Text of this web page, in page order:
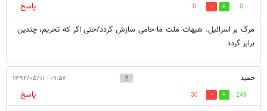
0
0
پاسخ
مرگ بر اسرائیل. هیهات ملت ما حامی سازش گردد/حتی اگر که تحریم، چندین
برابر گردد
حمید ۰۹:۵۷ - ۱۳۹۲/۰۵/۱۱
249
30
پاسخ